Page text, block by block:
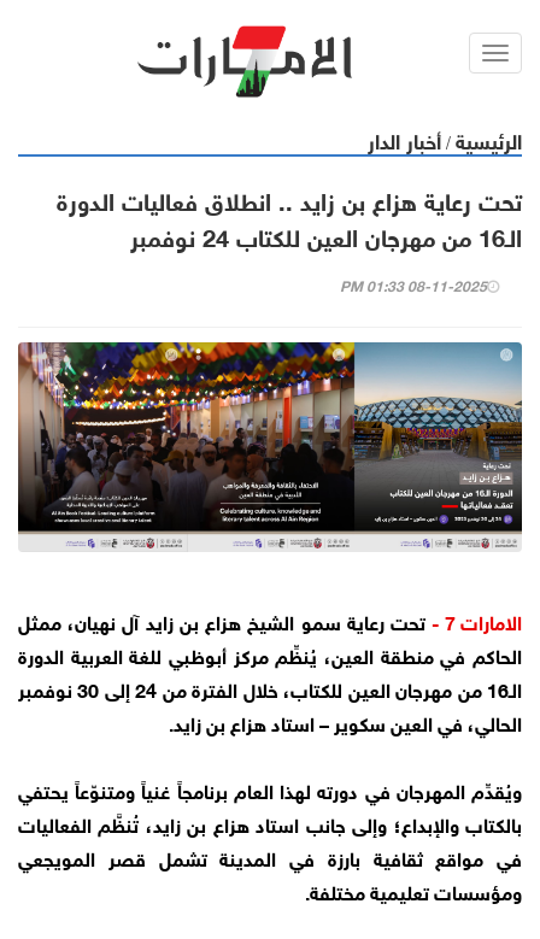
Toggl
الرئيسية / أخبار الدار
تحت رعاية هزاع بن زايد .. انطلاق فعاليات الدورة
الـ16 من مهرجان العين للكتاب 24 نوفمبر
08-11-2025 01:33 PM
الامارات 7 -
تحت رعاية سمو الشيخ هزاع بن زايد آل نهيان، ممثل
الحاكم في منطقة العين، يُنظِّم مركز أبوظبي للغة العربية الدورة
الـ16 من مهرجان العين للكتاب، خلال الفترة من 24 إلى 30 نوفمبر
الحالي، في العين سكوير – استاد هزاع بن زايد.
ويُقدِّم المهرجان في دورته لهذا العام برنامجاً غنياً ومتنوّعاً يحتفي
بالكتاب والإبداع؛ وإلى جانب استاد هزاع بن زايد، تُنظَّم الفعاليات
في مواقع ثقافية بارزة في المدينة تشمل قصر المويجعي
ومؤسسات تعليمية مختلفة.